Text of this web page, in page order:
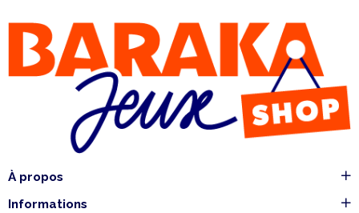
À propos
Informations